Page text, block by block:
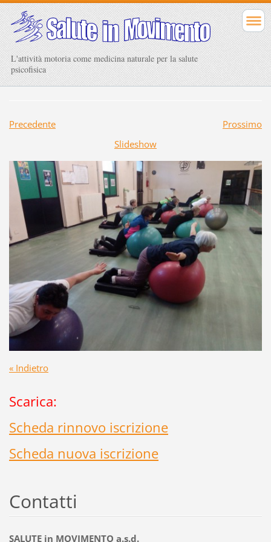
L'attività motoria come medicina naturale per la salute
psicofisica
Precedente
Prossimo
Slideshow
« Indietro
Scarica:
Scheda rinnovo iscrizione
Scheda nuova iscrizione
Contatti
SALUTE in MOVIMENTO a.s.d.